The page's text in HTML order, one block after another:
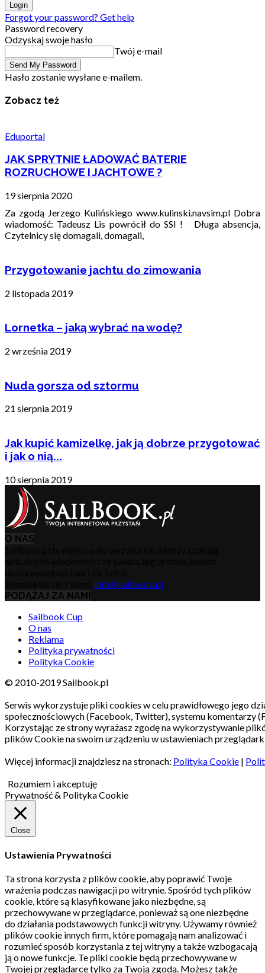
Forgot your password? Get help
Password recovery
Odzyskaj swoje hasło
Twój e-mail
Hasło zostanie wysłane e-mailem.
Zobacz też
Eduportal
JAK SPRYTNIE ŁADOWAĆ BATERIE
ROZRUCHOWE I JACHTOWE ?
19 sierpnia 2020
Za zgodą Jerzego Kulińskiego www.kulinski.navsim.pl Dobra
wiadomość: Tadeusz Lis powrócił do SSI ! Długa absencja,
Czytelnicy się domagali, domagali,
Przygotowanie jachtu do zimowania
2 listopada 2019
Lornetka – jaką wybrać na wodę?
2 września 2019
Nuda gorsza od sztormu
21 sierpnia 2019
Jak kupić kamizelkę, jak ją dobrze przygotować
i jak o nią...
10 sierpnia 2019
O NAS
info@sailbook.pl
PODĄŻAJ ZA NAMI
Sailbook Cup
O nas
Reklama
Polityka prywatności
Polityka Cookie
© 2010-2019 Sailbook.pl
Serwis wykorzystuje pliki cookies w celu prawidłowego jego
społecznościowych (Facebook, Twitter), systemu komentarzy
Korzystając ze strony wyrażasz zgodę na wykorzystywanie
plików Cookie na swoim urządzeniu w ustawieniach
Więcej informacji znajdziesz na stronach: Polityka Cookie |
Rozumiem i akceptuję
Prywatność & Polityka Cookie
Close
Ustawienia Prywatności
Ta strona korzysta z plików cookie, aby poprawić Twoje
wrażenia podczas nawigacji po witrynie.Spośród tych plików
cookie, które są klasyfikowane jako niezbędne, są
przechowywane w przeglądarce, ponieważ są one niezbędne
do działania podstawowych funkcji witryny. Używamy również
plików cookie innych firm, które pomagają nam analizować i
rozumieć sposób korzystania z tej witryny a także wzbogacają
ją o nowe funkcje. Te pliki cookie będą przechowywane w
Twojej przeglądarce tylko za Twoją zgodą. Możesz także